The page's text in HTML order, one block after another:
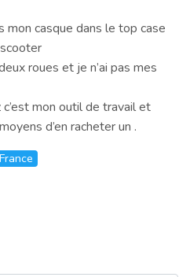
mon casque dans le top case
roues et je n’ai pas mes
mon outil de travail et
d’en racheter un .